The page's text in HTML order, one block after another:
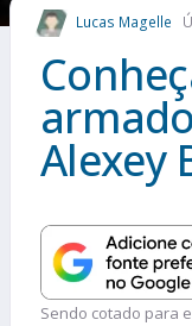
MAIS
Lucas Magelle
Alexey
Sendo cotado para